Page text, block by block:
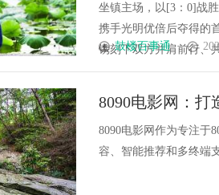
坐镇主场，以[3：0]战
携手光明优倍后夺得的
镌刻下双方并肩前行、
鼓楼百事通
8090电影网：
8090电影网作为专注于
容、智能推荐和多终端